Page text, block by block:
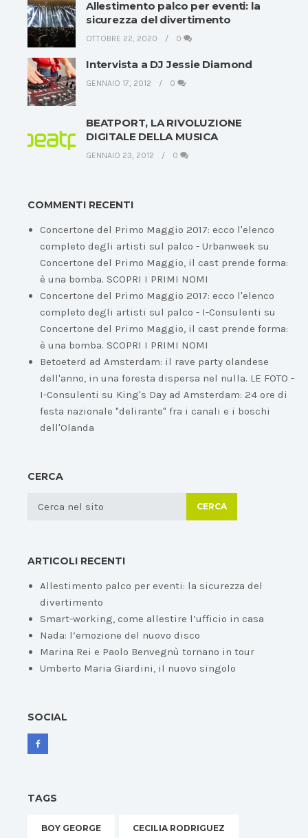
Allestimento palco per eventi: la
sicurezza del divertimento
OTTOBRE 22, 2020 0
Intervista a DJ Jessie Diamond
GENNAIO 17, 2012 0
BEATPORT, LA RIVOLUZIONE
DIGITALE DELLA MUSICA
GENNAIO 23, 2012 0
COMMENTI RECENTI
Concertone del Primo Maggio 2017: ecco l'elenco
completo degli artisti sul palco - Urbanweek su
Concertone del Primo Maggio, il cast prende forma:
è una bomba. SCOPRI I PRIMI NOMI
Concertone del Primo Maggio 2017: ecco l'elenco
completo degli artisti sul palco - I-Consulenti su
Concertone del Primo Maggio, il cast prende forma:
è una bomba. SCOPRI I PRIMI NOMI
Betoeterd ad Amsterdam: il rave party olandese
dell'anno, in una foresta dispersa nel nulla. LE FOTO -
I-Consulenti su King's Day ad Amsterdam: 24 ore di
festa nazionale "delirante" fra i canali e i boschi
dell'Olanda
CERCA
CERCA
ARTICOLI RECENTI
Allestimento palco per eventi: la sicurezza del
divertimento
Smart-working, come allestire l’ufficio in casa
Nada: l’emozione del nuovo disco
Marina Rei e Paolo Benvegnù tornano in tour
Umberto Maria Giardini, il nuovo singolo
SOCIAL
TAGS
BOY GEORGE CECILIA RODRIGUEZ